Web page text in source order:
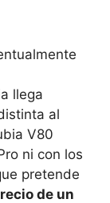
llega
al
V80
ni con los
pretende
de un